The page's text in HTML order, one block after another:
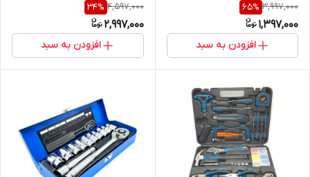
3,997,000
65%
1,397,000
افزودن به سبد
عددی | مناسب بتن، فلز و چوب |
کیفیت درجه یک با فنربندی
صنعتی | عملکرد حرفه‌ای مناسب
پروژه‌های ساختمانی و صنعتی
4,597,000
34%
2,997,000
افزودن به سبد